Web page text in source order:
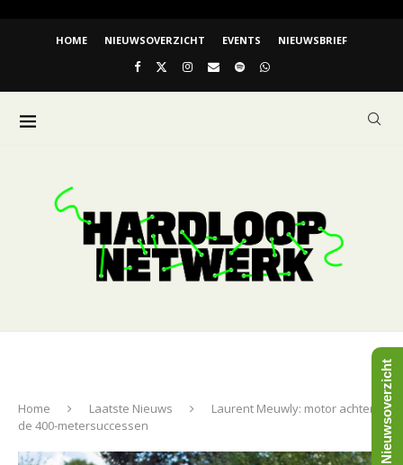
HOME NIEUWSOVERZICHT EVENTS NIEUWSBRIEF
Home Laatste Nieuws
Laurent Meuwly: motor achter
de 400-metersuccessen
Nieuwsoverzicht